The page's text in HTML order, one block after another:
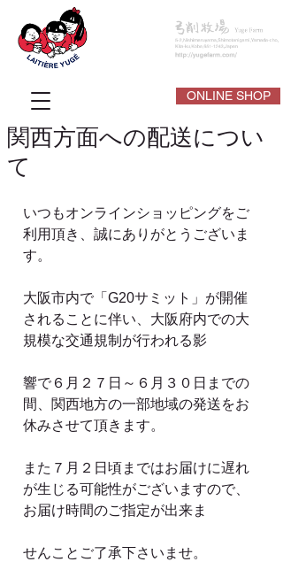
ONLINE SHOP
関西方面への配送につい
て
いつもオンラインショッピングをご
利用頂き、誠にありがとうございま
す。
大阪市内で「G20サミット」が開催
されることに伴い、大阪府内での大
規模な交通規制が行われる影
響で６月２７日～６月３０日までの
間、関西地方の一部地域の発送をお
休みさせて頂きます。
また７月２日頃まではお届けに遅れ
が生じる可能性がございますので、
お届け時間のご指定が出来ま
せんことご了承下さいませ。